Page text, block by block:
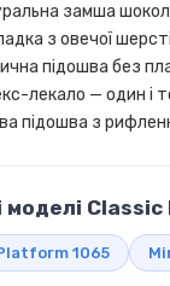
замша
з овечої
підошва без
лекало — один і
підошва з
моделі Classic
1065